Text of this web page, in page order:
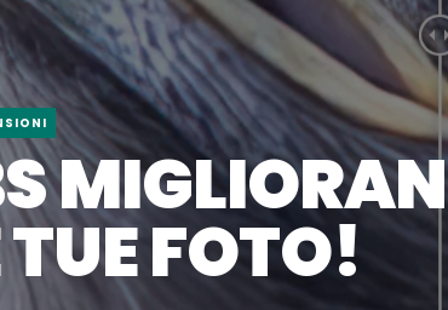
FOTO!